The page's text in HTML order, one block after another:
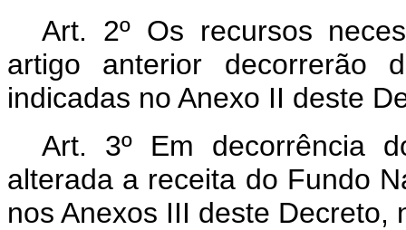
Art. 2º Os recursos
artigo anterior decorrerão
indicadas no Anexo II deste
Art. 3º Em decorrência
alterada a receita do Fundo
nos Anexos III deste Decreto,